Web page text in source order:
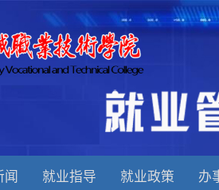
闻 就业指导 就业政策 办